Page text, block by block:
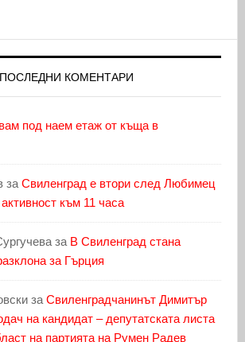
ПОСЛЕДНИ КОМЕНТАРИ
под наем етаж от къща в
за Свиленград е втори след Любимец
към 11 часа
за В Свиленград стана
за Гърция
за Свиленградчанинът Димитър
на кандидат – депутатската листа
на партията на Румен Радев